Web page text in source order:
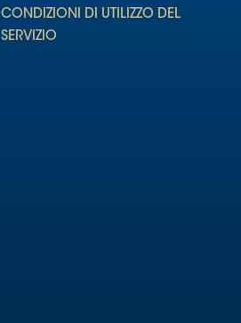
CONDIZIONI DI UTILIZZO DEL
SERVIZIO